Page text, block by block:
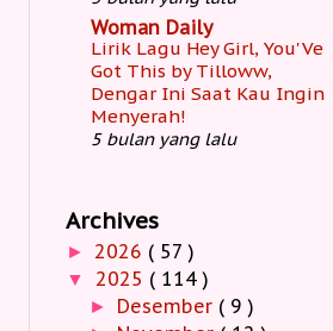
Woman Daily
Lirik Lagu Hey Girl, You'Ve
Got This by Tilloww,
Dengar Ini Saat Kau Ingin
Menyerah!
5 bulan yang lalu
Archives
► 2026 ( 57 )
▼ 2025 ( 114 )
► Desember ( 9 )